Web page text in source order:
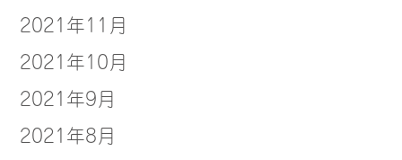
2021年11月
2021年10月
2021年9月
2021年8月